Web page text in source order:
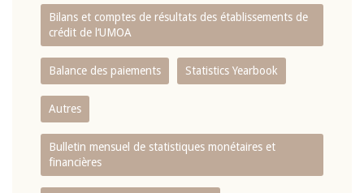
Bilans et comptes de résultats des établissements de
crédit de l‘UMOA
Balance des paiements Statistics Yearbook
Autres
Bulletin mensuel de statistiques monétaires et
financières